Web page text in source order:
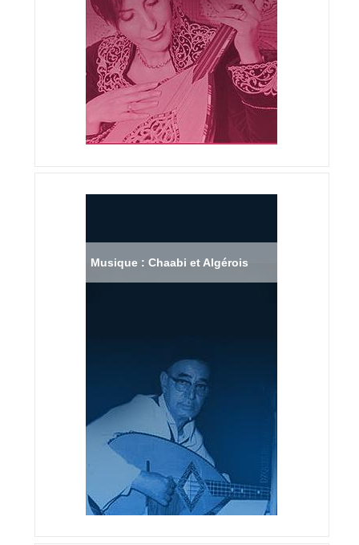
Musique : Chaabi et Algérois